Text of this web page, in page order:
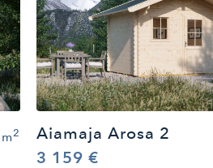
2
Aiamaja Arosa 2
3 159 €